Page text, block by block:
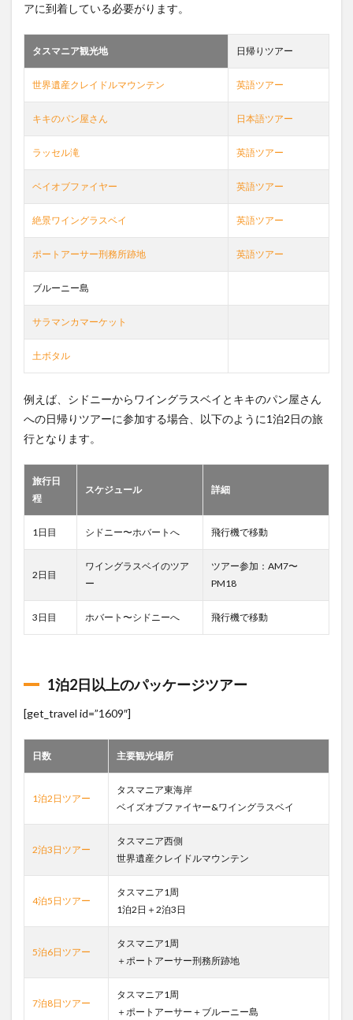
2
3
タス
マニ
の注
意
点
4
タス
アツ
意
点
その
タス
マニ
アの
と旅
行シ
ーズ
ホバ
の雨
6
キキ
世界
イド
ルマ
テン
8
ング
9
世界
ポー
ー
アに到着している必要がります。
タスマニア観光地 日帰りツアー
世界遺産クレイドルマウンテン 英語ツアー
キキのパン屋さん 日本語ツアー
ラッセル滝 英語ツアー
ベイオブファイヤー 英語ツアー
絶景ワイングラスベイ 英語ツアー
ポートアーサー刑務所跡地 英語ツアー
ブルーニー島
サラマンカマーケット
土ボタル
例えば、シドニーからワイングラスベイとキキのパン屋さん
への日帰りツアーに参加する場合、以下のように1泊2日の旅
行となります。
旅行日
程
スケジュール 詳細
1日目 シドニー〜ホバートへ 飛行機で移動
2日目
ワイングラスベイのツア
ー
ツアー参加：AM7〜
PM18
3日目 ホバート〜シドニーへ 飛行機で移動
1泊2日以上のパッケージツアー
[get_travel id=”1609″]
日数 主要観光場所
1泊2日ツアー
タスマニア東海岸
ベイズオブファイヤー&ワイングラスベイ
2泊3日ツアー
タスマニア西側
世界遺産クレイドルマウンテン
4泊5日ツアー
タスマニア1周
1泊2日＋2泊3日
5泊6日ツアー
タスマニア1周
＋ポートアーサー刑務所跡地
7泊8日ツアー
タスマニア1周
＋ポートアーサー＋ブルーニー島